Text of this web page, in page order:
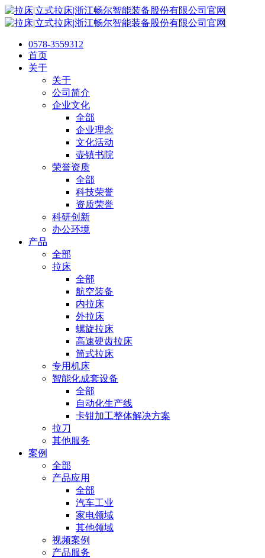
0578-3559312
首页
关于
关于
公司简介
企业文化
全部
企业理念
文化活动
壶镇书院
荣誉资质
全部
科技荣誉
资质荣誉
科研创新
办公环境
产品
全部
拉床
全部
航空装备
内拉床
外拉床
螺旋拉床
高速硬齿拉床
筒式拉床
专用机床
智能化成套设备
全部
自动化生产线
卡钳加工整体解决方案
拉刀
其他服务
案例
全部
产品应用
全部
汽车工业
家电领域
其他领域
视频案例
产品服务